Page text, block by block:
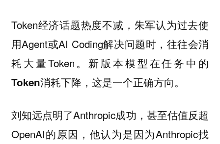
Token经济话题热度不减，朱军认为过去使
用Agent或AI Coding解决问题时，往往会消
耗大量Token。 新版本模型在任务中的
Token消耗下降，这是一个正确方向。
刘知远点明了Anthropic成功，甚至估值反超
OpenAI的原因，他认为是因为Anthropic找